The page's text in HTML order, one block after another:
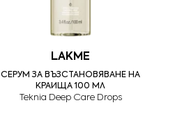
LAKME
СЕРУМ ЗА ВЪЗСТАНОВЯВАНЕ НА
КРАИЩА 100 МЛ
Teknia Deep Care Drops